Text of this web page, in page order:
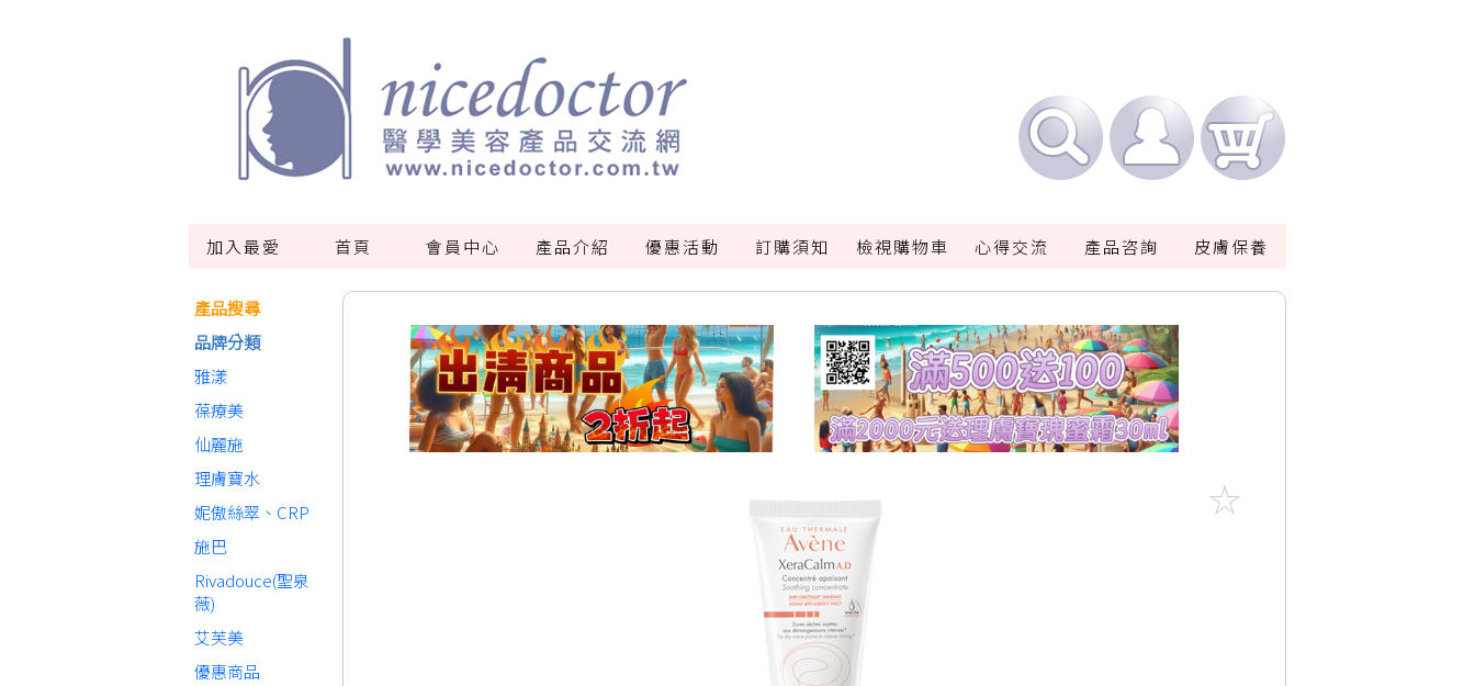
加入最愛 首頁 會員中心 產品介紹 優惠活動 訂購須知 檢視購物車 心得交流 產品咨詢 皮膚保養
產品搜尋
品牌分類
雅漾
葆療美
仙麗施
理膚寶水
妮傲絲翠、CRP
施巴
Rivadouce(聖泉
薇)
艾芙美
優惠商品